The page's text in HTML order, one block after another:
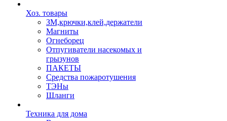
Хоз. товары
ЗМ,крючки,клей,держатели
Магниты
Огнеборец
Отпугиватели насекомых и
грызунов
ПАКЕТЫ
Средства пожаротушения
ТЭНы
Шланги
Техника для дома